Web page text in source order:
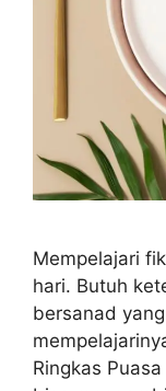
Mempelajari
hari. Butuh
bersanad
Ringkas